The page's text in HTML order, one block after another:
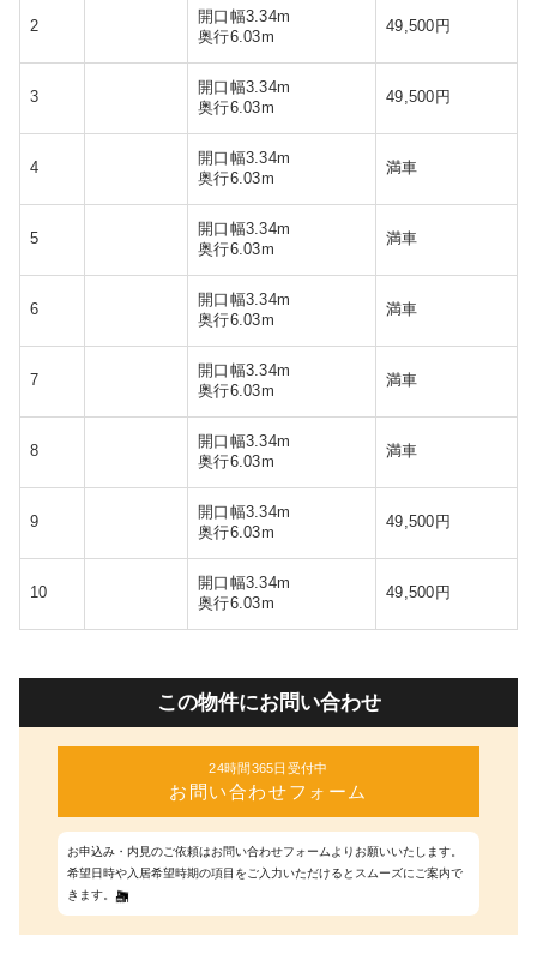
2
開口幅3.34m
奥行6.03m
49,500円
3
開口幅3.34m
奥行6.03m
49,500円
4
開口幅3.34m
奥行6.03m
満車
5
開口幅3.34m
奥行6.03m
満車
6
開口幅3.34m
奥行6.03m
満車
7
開口幅3.34m
奥行6.03m
満車
8
開口幅3.34m
奥行6.03m
満車
9
開口幅3.34m
奥行6.03m
49,500円
10
開口幅3.34m
奥行6.03m
49,500円
この物件にお問い合わせ
24時間365日受付中
お問い合わせフォーム
お申込み・内見のご依頼はお問い合わせフォームよりお願いいたします。
希望日時や入居希望時期の項目をご入力いただけるとスムーズにご案内で
きます。